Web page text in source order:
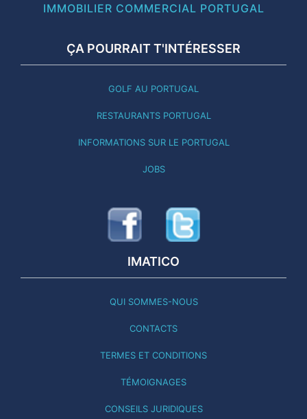
IMMOBILIER COMMERCIAL PORTUGAL
ÇA POURRAIT T'INTÉRESSER
GOLF AU PORTUGAL
RESTAURANTS PORTUGAL
INFORMATIONS SUR LE PORTUGAL
JOBS
IMATICO
QUI SOMMES-NOUS
CONTACTS
TERMES ET CONDITIONS
TÉMOIGNAGES
CONSEILS JURIDIQUES